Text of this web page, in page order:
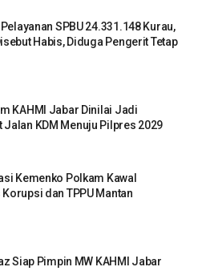
SPBU 24.331.148 Kurau,
Habis, Diduga Pengerit Tetap
KAHMI Jabar Dinilai Jadi
Jalan KDM Menuju Pilpres 2029
Kemenko Polkam Kawal
dan TPPU Mantan
Siap Pimpin MW KAHMI Jabar